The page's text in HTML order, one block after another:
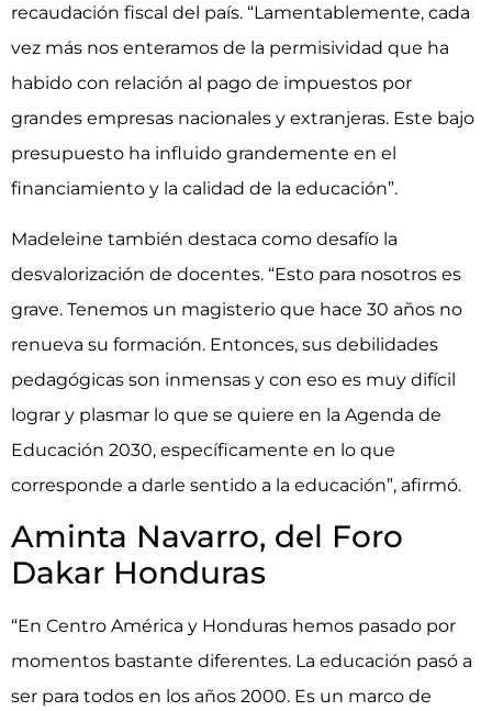
recaudación fiscal del país. “Lamentablemente, cada
vez más nos enteramos de la permisividad que ha
habido con relación al pago de impuestos por
grandes empresas nacionales y extranjeras. Este bajo
presupuesto ha influido grandemente en el
financiamiento y la calidad de la educación”.
Madeleine también destaca como desafío la
desvalorización de docentes. “Esto para nosotros es
grave. Tenemos un magisterio que hace 30 años no
renueva su formación. Entonces, sus debilidades
pedagógicas son inmensas y con eso es muy difícil
lograr y plasmar lo que se quiere en la Agenda de
Educación 2030, específicamente en lo que
corresponde a darle sentido a la educación”, afirmó.
Aminta Navarro, del Foro
Dakar Honduras
“En Centro América y Honduras hemos pasado por
momentos bastante diferentes. La educación pasó a
ser para todos en los años 2000. Es un marco de